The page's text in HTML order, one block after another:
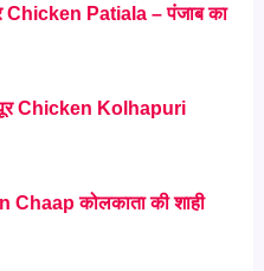
Chicken Patiala – पंजाब का
Chicken Kolhapuri
कोलकाता की शाही